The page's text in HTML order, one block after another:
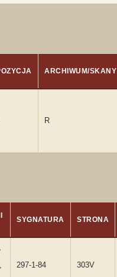
ARCHIWUM/SKANY
R
SYGNATURA STRONA
297-1-84 303V